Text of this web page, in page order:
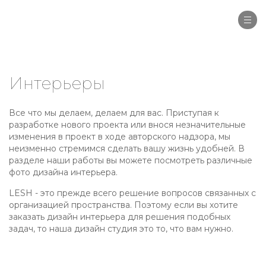
Интерьеры
Все что мы делаем, делаем для вас. Приступая к
разработке нового проекта или внося незначительные
изменения в проект в ходе авторского надзора, мы
неизменно стремимся сделать вашу жизнь удобней. В
разделе наши работы вы можете посмотреть различные
фото дизайна интерьера.
LESH - это прежде всего решение вопросов связанных с
организацией пространства. Поэтому если вы хотите
заказать дизайн интерьера для решения подобных
задач, то наша дизайн студия это то, что вам нужно.